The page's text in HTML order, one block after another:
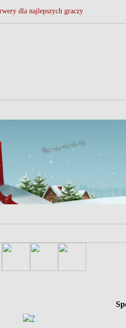
dla najlepszych graczy